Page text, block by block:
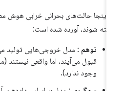
اینجا حالت‌های بحرانی خرابی هوش
شوند، آورده شده است:
توهم: مدل خروجی‌هایی تولید می‌کند
قبول می‌آیند، اما واقعی نیستند
وجود ندارد).